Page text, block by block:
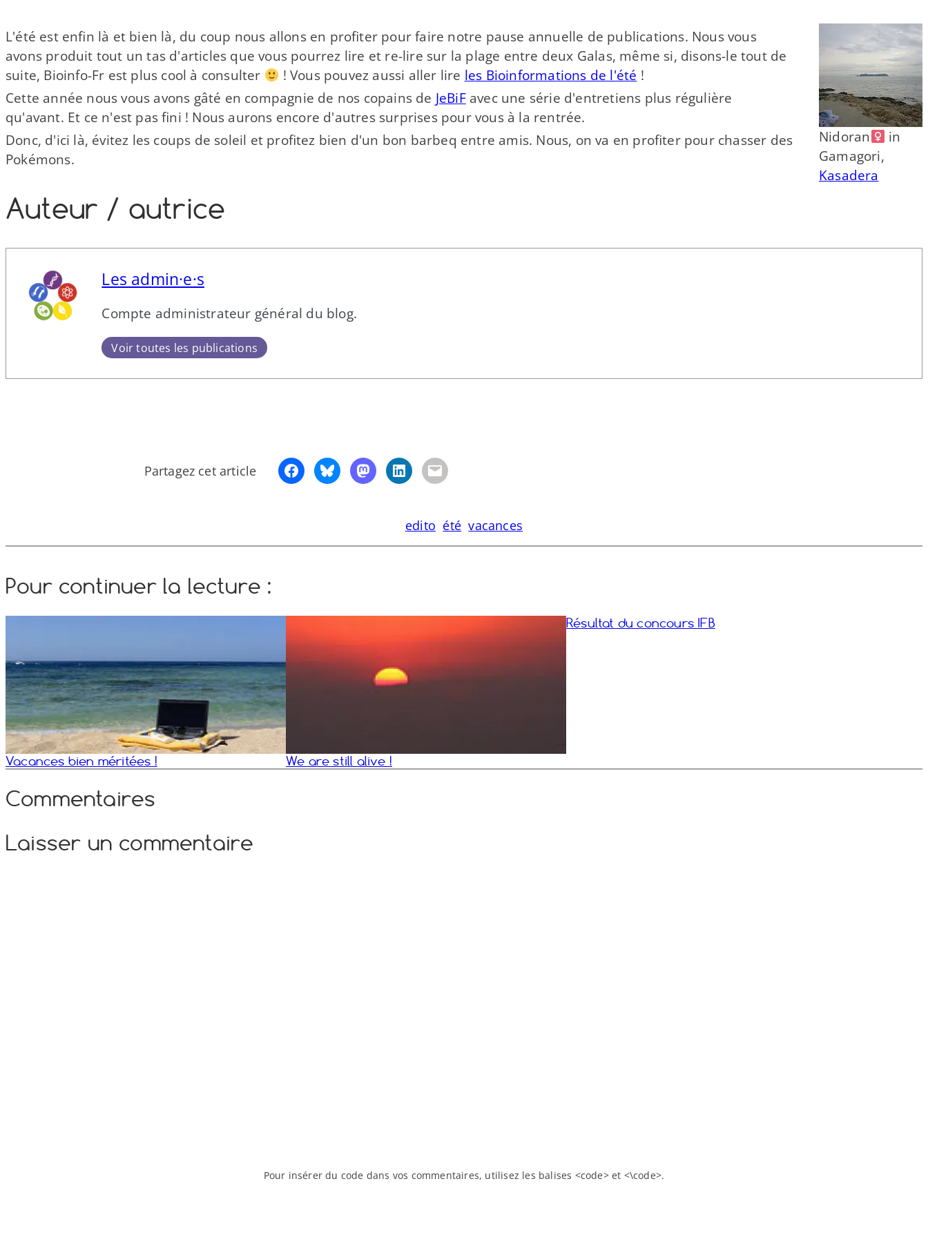
Nidoran
in
Gamagori,
Kasadera
L'été est enfin là et bien là, du coup nous allons en profiter pour faire notre pause annuelle de publications. Nous vous
avons produit tout un tas d'articles que vous pourrez lire et re-​lire sur la plage entre deux Galas, même si, disons-​le tout de
suite, Bioinfo-​Fr est plus cool à consulter
! Vous pouvez aussi aller lire les Bioinformations de l'été !
Cette année nous vous avons gâté en compagnie de nos copains de JeBiFavec une série d'entretiens plus régulière
qu'avant. Et ce n'est pas fini ! Nous aurons encore d'autres surprises pour vous à la rentrée.
Donc, d'ici là, évitez les coups de soleil et profitez bien d'un bon barbeq entre amis. Nous, on va en profiter pour chasser des
Pokémons.
Auteur /​ autrice
Les admin·e·s
Compte administrateur général du blog.
Voir toutes les publications
Partagez cet article
edito été vacances
Pour continuer la lecture :
Vacances bien méritées ! We are still alive !
Résultat du concours IFB
Commentaires
Laisser un commentaire
Pour insérer du code dans vos commentaires, utilisez les balises <code> et <\code>.